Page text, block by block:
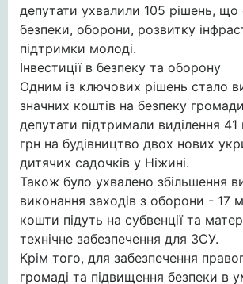
депутати ухвалили 105 рішень, що
безпеки, оборони, розвитку
підтримки молоді.
Інвестиції в безпеку та оборону
Одним із ключових рішень стало
значних коштів на безпеку
депутати підтримали виділення
грн на будівництво двох нових
дитячих садочків у Ніжині.
Також було ухвалено збільшення
виконання заходів з оборони - 17
кошти підуть на субвенції та
технічне забезпечення для ЗСУ.
Крім того, для забезпечення
громаді та підвищення безпеки в